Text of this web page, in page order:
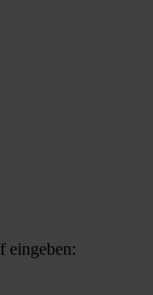
eingeben: